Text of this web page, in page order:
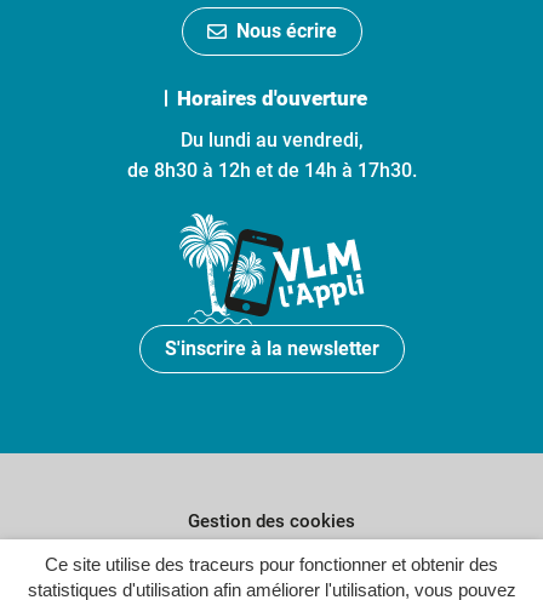
Ce site utilise des traceurs pour fonctionner et obtenir des
statistiques d'utilisation afin améliorer l'utilisation, vous pouvez
Nous écrire
Horaires d'ouverture
Du lundi au vendredi,
de 8h30 à 12h et de 14h à 17h30.
S'inscrire à la newsletter
Gestion des cookies
Plan du site